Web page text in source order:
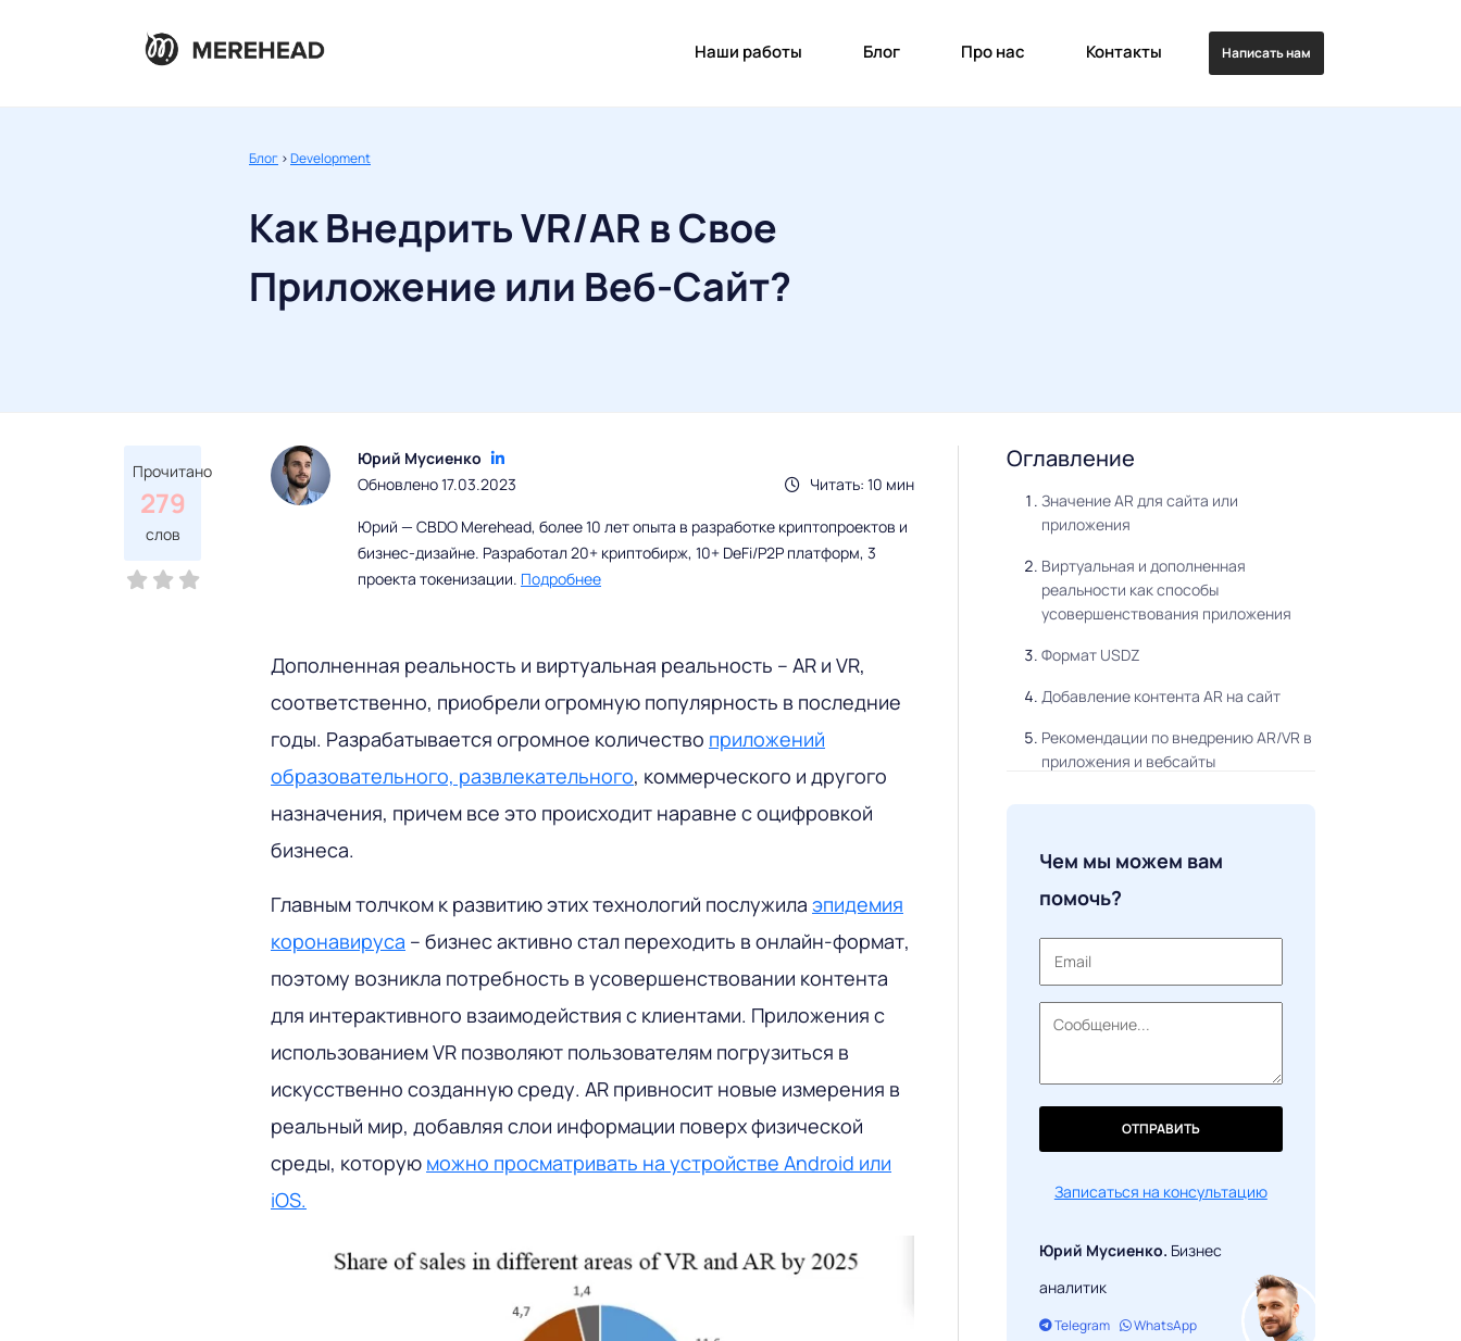
Наши работы Блог Про нас Контакты Написать нам
Блог >Development
Как Внедрить VR/AR в Свое
Приложение или Веб-Сайт?
Прочитано
279
слов
Юрий Мусиенко
Читать: 10 мин
Обновлено 17.03.2023
Юрий — CBDO Merehead, более 10 лет опыта в разработке криптопроектов и
бизнес-дизайне. Разработал 20+ криптобирж, 10+ DeFi/P2P платформ, 3
проекта токенизации. Подробнее
Дополненная реальность и виртуальная реальность – AR и VR,
соответственно, приобрели огромную популярность в последние
годы. Разрабатывается огромное количество приложений
образовательного, развлекательного, коммерческого и другого
назначения, причем все это происходит наравне с оцифровкой
бизнеса.
Главным толчком к развитию этих технологий послужила эпидемия
коронавируса – бизнес активно стал переходить в онлайн-формат,
поэтому возникла потребность в усовершенствовании контента
для интерактивного взаимодействия с клиентами. Приложения с
использованием VR позволяют пользователям погрузиться в
искусственно созданную среду. AR привносит новые измерения в
реальный мир, добавляя слои информации поверх физической
среды, которую можно просматривать на устройстве Android или
iOS.
Оглавление
Значение AR для сайта или
приложения
Виртуальная и дополненная
реальности как способы
усовершенствования приложения
Формат USDZ
Добавление контента AR на сайт
Рекомендации по внедрению AR/VR в
приложения и вебсайты
Правильное восприятие света
виртуальной и AR
Чем мы можем вам
помочь?
ОТПРАВИТЬ
Записаться на консультацию
Юрий Мусиенко. Бизнес
аналитик
Telegram WhatsApp